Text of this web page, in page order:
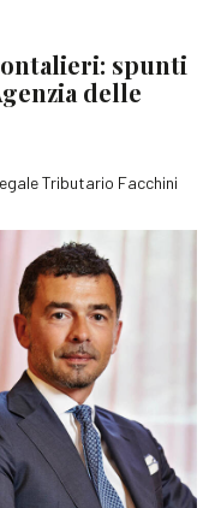
spunti
delle
Tributario Facchini